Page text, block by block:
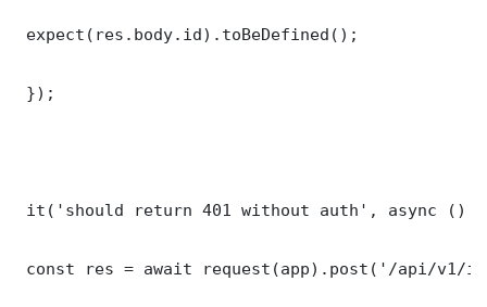
expect(res.body.id).toBeDefined();
});
it('should return 401 without auth', async ()
const res = await request(app).post('/api/v1/